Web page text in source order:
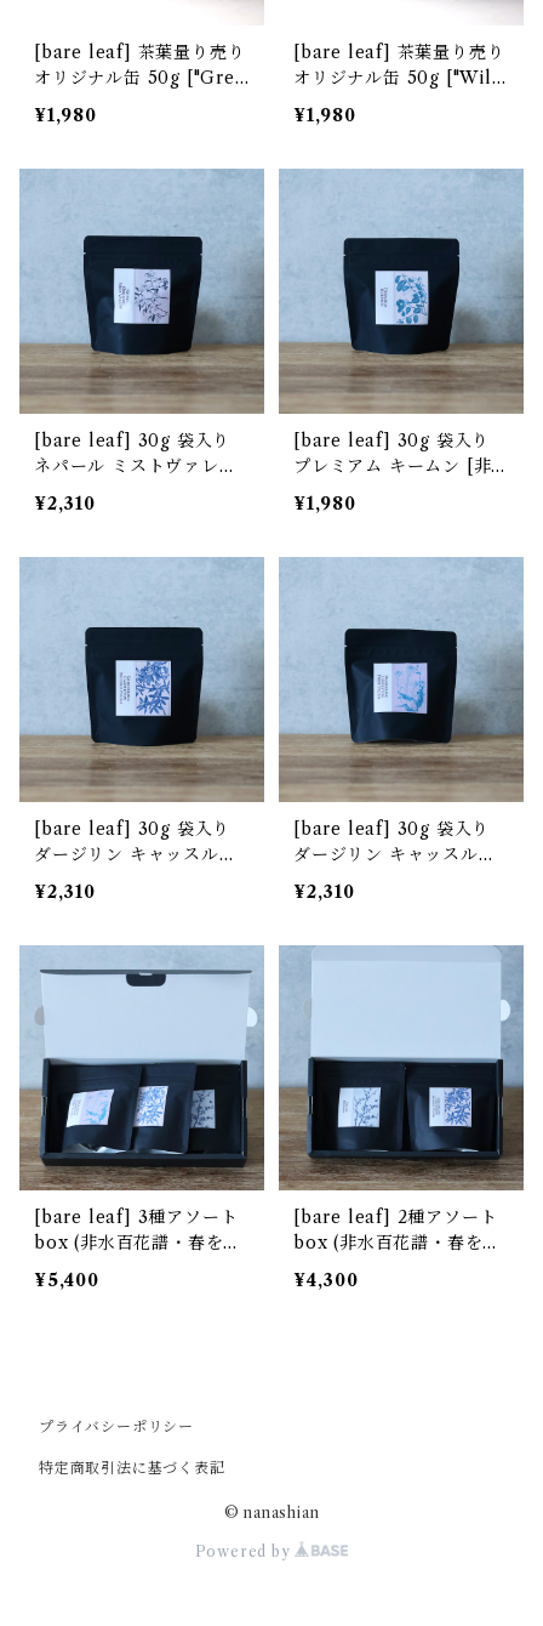
[bare leaf] 茶葉量り売り
オリジナル缶 50g ["Gree
n Flux" デザイン]
¥1,980
[bare leaf] 茶葉量り売り
オリジナル缶 50g ["Wild
berry" デザイン]
¥1,980
[bare leaf] 30g 袋入り
ネパール ミストヴァレー
茶園 夏摘み [非水百花譜
デザイン]
¥2,310
[bare leaf] 30g 袋入り
プレミアム キームン [非
水百花譜デザイン]
¥1,980
[bare leaf] 30g 袋入り
ダージリン キャッスルト
ン茶園 夏摘み [非水百花
譜デザイン]
¥2,310
[bare leaf] 30g 袋入り
ダージリン キャッスルト
ン茶園 春摘み [非水百花
譜デザイン]
¥2,310
[bare leaf] 3種アソート
box (非水百花譜・春を待
つ花)
¥5,400
[bare leaf] 2種アソート
box (非水百花譜・春を待
つ花)
¥4,300
プライバシーポリシー
特定商取引法に基づく表記
© nanashian
Powered by